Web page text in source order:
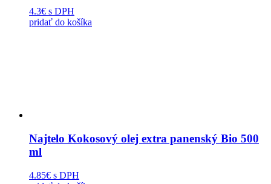
4.3€ s DPH
pridať do košíka
Najtelo Kokosový olej extra panenský Bio 500
ml
4.85€ s DPH